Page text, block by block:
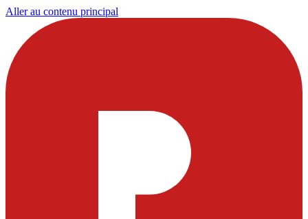
Aller au contenu principal